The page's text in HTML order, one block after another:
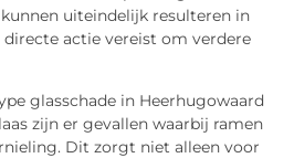
uiteindelijk resulteren in
actie vereist om verdere
glasschade in Heerhugowaard
zijn er gevallen waarbij ramen
Dit zorgt niet alleen voor